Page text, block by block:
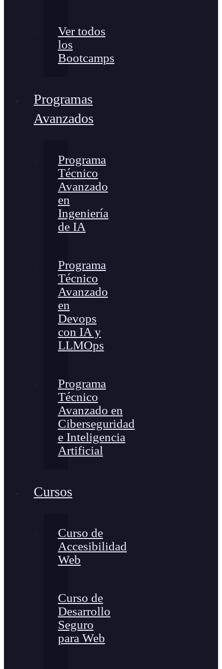
Ver todos
los
Bootcamps
Programas
Avanzados
Programa
Técnico
Avanzado
en
Ingeniería
de IA
Programa
Técnico
Avanzado
en
Devops
con IA y
LLMOps
Programa
Técnico
Avanzado en
Ciberseguridad
e Inteligencia
Artificial
Cursos
Curso de
Accesibilidad
Web
Curso de
Desarrollo
Seguro
para Web